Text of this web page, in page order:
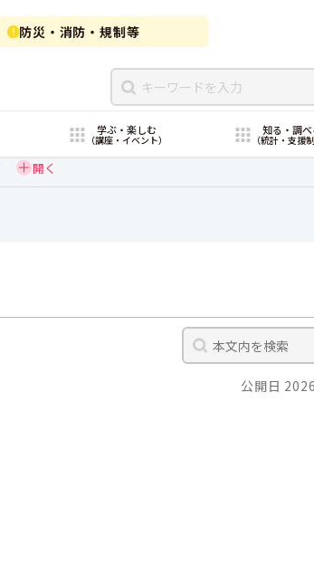
防災・消防・規制等
学ぶ・楽しむ
（講座・イベント）
知る・調べ
（統計・支援制
公開日